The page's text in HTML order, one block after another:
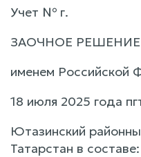
Учет № г.
ЗАОЧНОЕ РЕШЕНИЕ
именем Российской
18 июля 2025 года
Ютазинский
Татарстан в составе: